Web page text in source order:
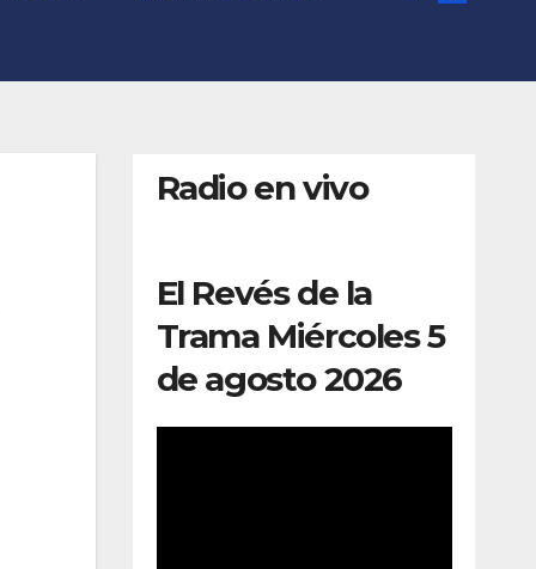
Radio en vivo
El Revés de la
Trama Miércoles 5
de agosto 2026